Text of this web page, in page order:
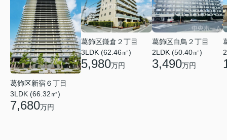
葛飾区新宿６丁目
3LDK (66.32㎡)
7,680万円
葛飾区鎌倉２丁目
3LDK (62.46㎡)
5,980万円
葛飾区白鳥２丁目
2LDK (50.40㎡)
3,490万円